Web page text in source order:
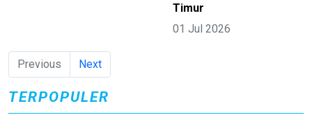
Timur
01 Jul 2026
Previous Next
TERPOPULER